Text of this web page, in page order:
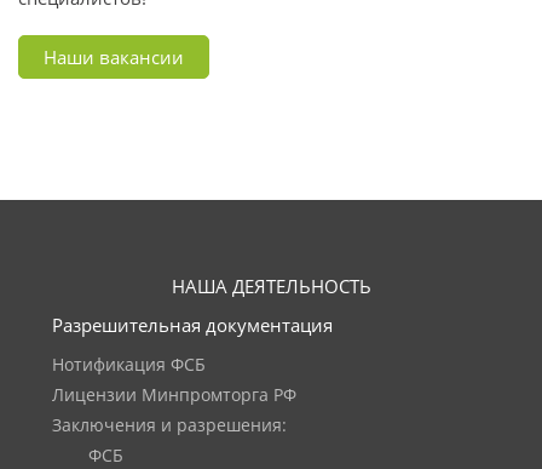
Наши вакансии
НАША ДЕЯТЕЛЬНОСТЬ
Разрешительная документация
Нотификация ФСБ
Лицензии Минпромторга РФ
Заключения и разрешения:
ФСБ